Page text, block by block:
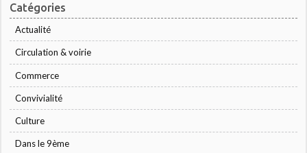
Catégories
Actualité
Circulation & voirie
Commerce
Convivialité
Culture
Dans le 9ème